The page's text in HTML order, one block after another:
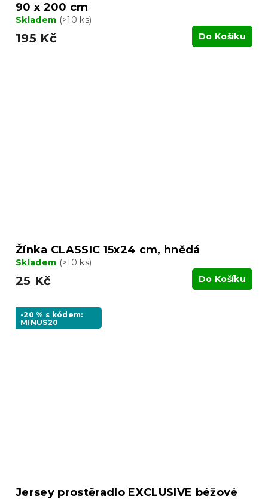
90 x 200 cm
Skladem (>10 ks)
195 Kč Do Košíku
Žínka CLASSIC 15x24 cm, hnědá
Skladem (>10 ks)
25 Kč Do Košíku
-20 % s kódem:
MINUS20
Jersey prostěradlo EXCLUSIVE béžové